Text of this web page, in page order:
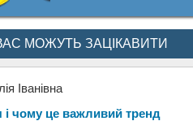
МОЖУТЬ ЗАЦІКАВИТИ
Іванівна
і чому це важливий тренд